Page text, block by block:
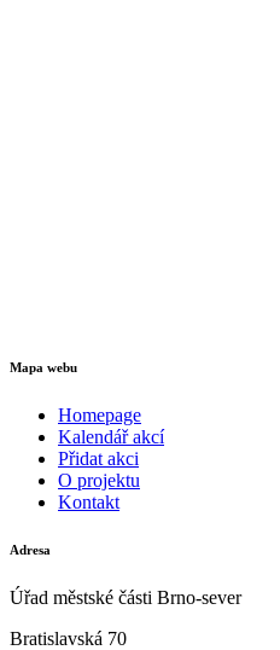
Mapa webu
Homepage
Kalendář akcí
Přidat akci
O projektu
Kontakt
Adresa
Úřad městské části Brno-sever
Bratislavská 70